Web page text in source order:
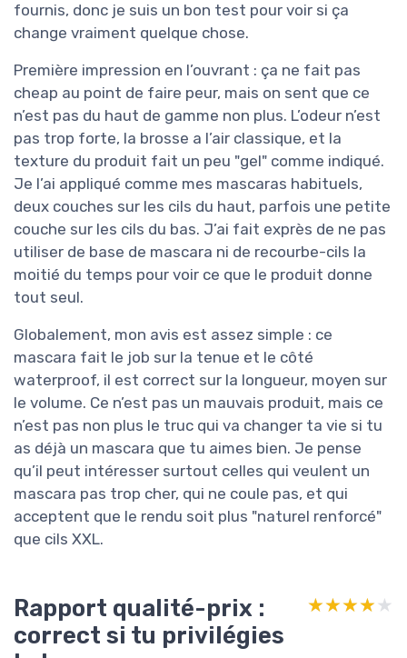
fournis, donc je suis un bon test pour voir si ça
change vraiment quelque chose.
Première impression en l’ouvrant : ça ne fait pas
cheap au point de faire peur, mais on sent que ce
n’est pas du haut de gamme non plus. L’odeur n’est
pas trop forte, la brosse a l’air classique, et la
texture du produit fait un peu "gel" comme indiqué.
Je l’ai appliqué comme mes mascaras habituels,
deux couches sur les cils du haut, parfois une petite
couche sur les cils du bas. J’ai fait exprès de ne pas
utiliser de base de mascara ni de recourbe-cils la
moitié du temps pour voir ce que le produit donne
tout seul.
Globalement, mon avis est assez simple : ce
mascara fait le job sur la tenue et le côté
waterproof, il est correct sur la longueur, moyen sur
le volume. Ce n’est pas un mauvais produit, mais ce
n’est pas non plus le truc qui va changer ta vie si tu
as déjà un mascara que tu aimes bien. Je pense
qu’il peut intéresser surtout celles qui veulent un
mascara pas trop cher, qui ne coule pas, et qui
acceptent que le rendu soit plus "naturel renforcé"
que cils XXL.
Rapport qualité-prix :
correct si tu privilégies
★★★★★
★★★★★